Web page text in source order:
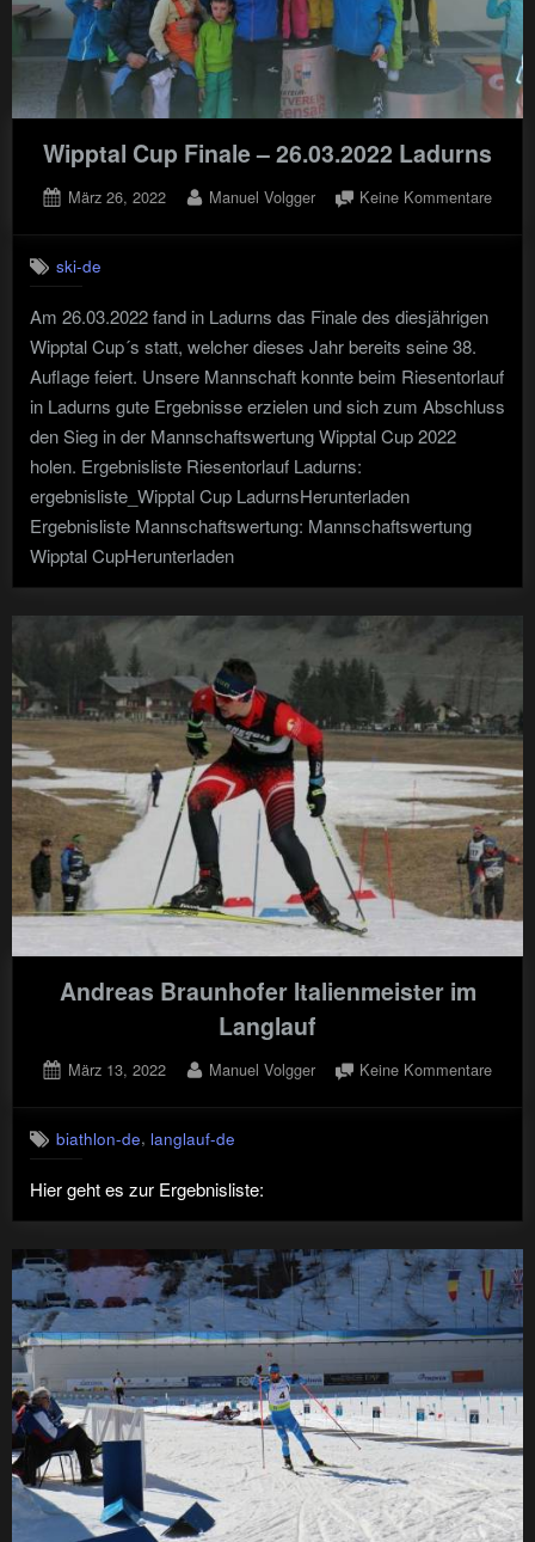
Wipptal Cup Finale – 26.03.2022 Ladurns
Posted
März 26, 2022 By
Manuel Volgger Keine Kommentarezu
ski-de
Am 26.03.2022 fand in Ladurns das Finale des diesjährigen
Wipptal Cup´s statt, welcher dieses Jahr bereits seine 38.
Auflage feiert. Unsere Mannschaft konnte beim Riesentorlauf
in Ladurns gute Ergebnisse erzielen und sich zum Abschluss
den Sieg in der Mannschaftswertung Wipptal Cup 2022
holen. Ergebnisliste Riesentorlauf Ladurns:
ergebnisliste_Wipptal Cup LadurnsHerunterladen
Ergebnisliste Mannschaftswertung: Mannschaftswertung
Wipptal CupHerunterladen
Andreas Braunhofer Italienmeister im
Langlauf
Posted
März 13, 2022 By
Manuel Volgger Keine Kommentarezu
biathlon-de, langlauf-de
Hier geht es zur Ergebnisliste: